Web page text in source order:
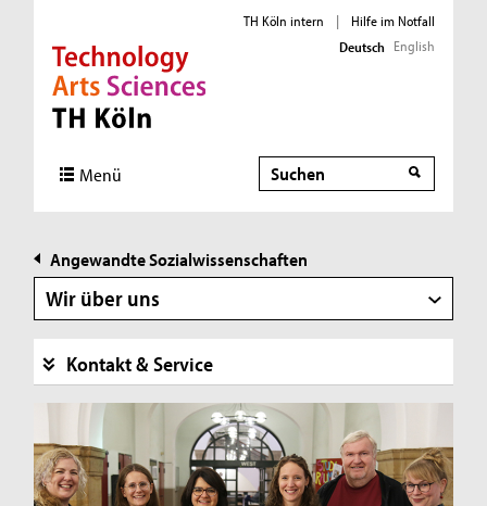
Direkt zur Hauptnavigation
Direkt zur Subnavigation
Direkt zum Inhalt
Direkt zum Fußbereich
TH Köln intern |
Hilfe im Notfall
Deutsch English
Menü Suche
Suche
Angewandte Sozialwissenschaften
Wir über uns
Kontakt & Service